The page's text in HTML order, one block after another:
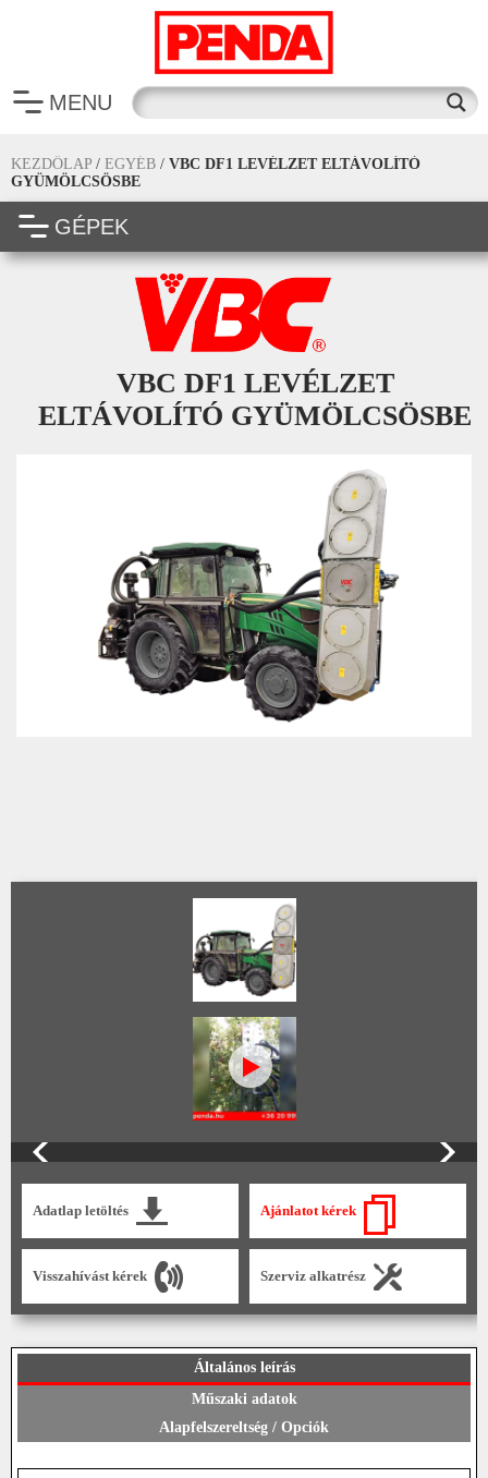
MENU
KEZDŐLAP / EGYÉB / VBC DF1 LEVÉLZET ELTÁVOLÍTÓ
GYÜMÖLCSÖSBE
GÉPEK
VBC DF1 LEVÉLZET
ELTÁVOLÍTÓ GYÜMÖLCSÖSBE
Adatlap letöltés Ajánlatot kérek
Visszahívást kérek Szerviz alkatrész
Általános leírás
Műszaki adatok
Alapfelszereltség / Opciók